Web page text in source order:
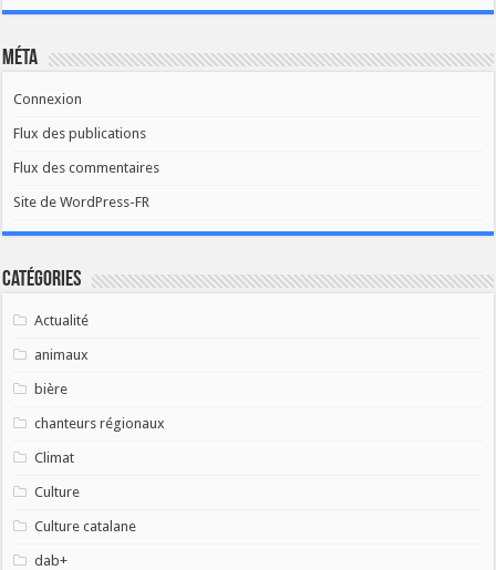
Méta
Connexion
Flux des publications
Flux des commentaires
Site de WordPress-FR
Catégories
Actualité
animaux
bière
chanteurs régionaux
Climat
Culture
Culture catalane
dab+